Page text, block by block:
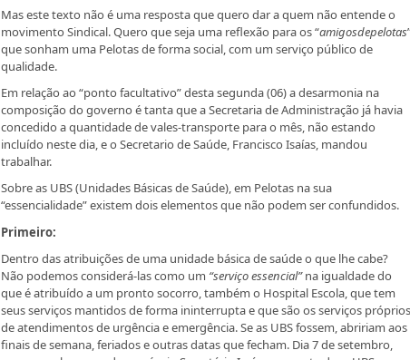
Mas este texto não é uma resposta que quero dar a quem não entende o
movimento Sindical. Quero que seja uma reflexão para os “amigosdepelotas
que sonham uma Pelotas de forma social, com um serviço público de
qualidade.
Em relação ao “ponto facultativo” desta segunda (06) a desarmonia na
composição do governo é tanta que a Secretaria de Administração já havia
concedido a quantidade de vales-transporte para o mês, não estando
incluído neste dia, e o Secretario de Saúde, Francisco Isaías, mandou
trabalhar.
Sobre as UBS (Unidades Básicas de Saúde), em Pelotas na sua
“essencialidade” existem dois elementos que não podem ser confundidos.
Primeiro:
Dentro das atribuições de uma unidade básica de saúde o que lhe cabe?
Não podemos considerá-las como um “serviço essencial”na igualdade do
que é atribuído a um pronto socorro, também o Hospital Escola, que tem
seus serviços mantidos de forma ininterrupta e que são os serviços próprios
de atendimentos de urgência e emergência. Se as UBS fossem, abririam aos
finais de semana, feriados e outras datas que fecham. Dia 7 de setembro,